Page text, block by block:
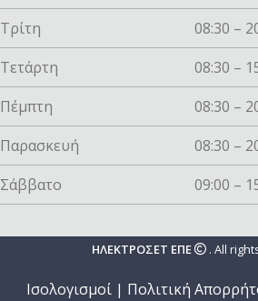
Τρίτη
08:30 –
Τετάρτη
08:30 –
Πέμπτη
08:30 –
Παρασκευή
08:30 –
Σάββατο
09:00 –
ΗΛΕΚΤΡΟΣΕΤ ΕΠΕ . All
Ισολογισμοί | Πολιτική